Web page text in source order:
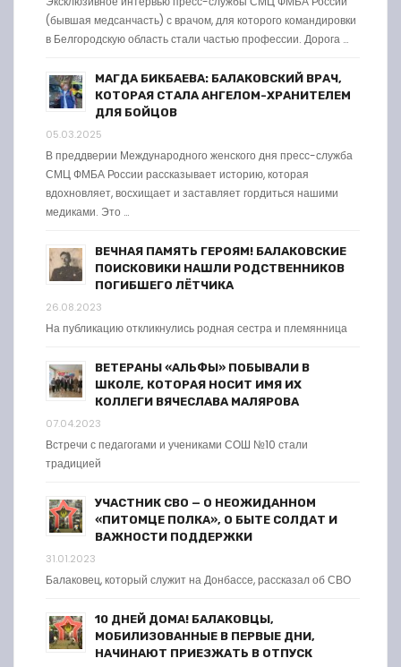
(бывшая медсанчасть) с врачом, для которого командировки
в Белгородскую область стали частью профессии. Дорога …
МАГДА БИКБАЕВА: БАЛАКОВСКИЙ ВРАЧ,
КОТОРАЯ СТАЛА АНГЕЛОМ-ХРАНИТЕЛЕМ
ДЛЯ БОЙЦОВ
05.03.2025
В преддверии Международного женского дня пресс-служба
СМЦ ФМБА России рассказывает историю, которая
вдохновляет, восхищает и заставляет гордиться нашими
медиками. Это …
ВЕЧНАЯ ПАМЯТЬ ГЕРОЯМ! БАЛАКОВСКИЕ
ПОИСКОВИКИ НАШЛИ РОДСТВЕННИКОВ
ПОГИБШЕГО ЛЁТЧИКА
26.08.2023
На публикацию откликнулись родная сестра и племянница
ВЕТЕРАНЫ «АЛЬФЫ» ПОБЫВАЛИ В
ШКОЛЕ, КОТОРАЯ НОСИТ ИМЯ ИХ
КОЛЛЕГИ ВЯЧЕСЛАВА МАЛЯРОВА
07.04.2023
Встречи с педагогами и учениками СОШ №10 стали
традицией
УЧАСТНИК СВО — О НЕОЖИДАННОМ
«ПИТОМЦЕ ПОЛКА», О БЫТЕ СОЛДАТ И
ВАЖНОСТИ ПОДДЕРЖКИ
31.01.2023
Балаковец, который служит на Донбассе, рассказал об СВО
10 ДНЕЙ ДОМА! БАЛАКОВЦЫ,
МОБИЛИЗОВАННЫЕ В ПЕРВЫЕ ДНИ,
НАЧИНАЮТ ПРИЕЗЖАТЬ В ОТПУСК